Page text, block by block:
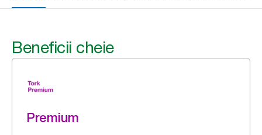
Beneficii cheie
Premium